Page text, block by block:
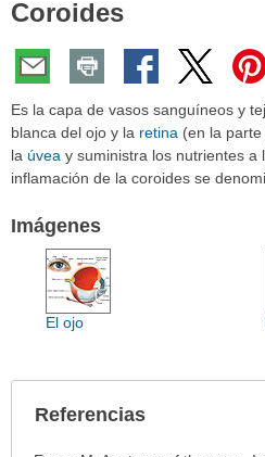
aquí:
Coroides
Es la capa de vasos sanguíneos y
blanca del ojo y la retina (en la
la úvea y suministra los nutrientes a
inflamación de la coroides se
Imágenes
El ojo
Referencias